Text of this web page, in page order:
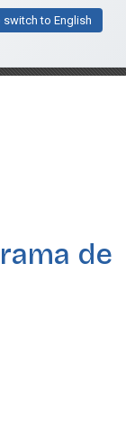
switch to English
de